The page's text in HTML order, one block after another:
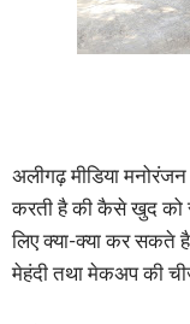
अलीगढ़ मीडिया
करती है की कैसे खुद को
लिए क्या-क्या कर सकते
मेहंदी तथा मेकअप की